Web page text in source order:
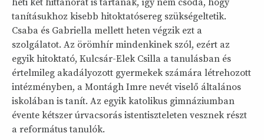
heti két hittanórát is tartanak, így nem csoda, hogy
tanításukhoz kisebb hitoktatósereg szükségeltetik.
Csaba és Gabriella mellett heten végzik ezt a
szolgálatot. Az örömhír mindenkinek szól, ezért az
egyik hitoktató, Kulcsár-Elek Csilla a tanulásban és
értelmileg akadályozott gyermekek számára létrehozott
intézményben, a Montágh Imre nevét viselő általános
iskolában is tanít. Az egyik katolikus gimnáziumban
évente kétszer úrvacsorás istentiszteleten vesznek részt
a református tanulók.